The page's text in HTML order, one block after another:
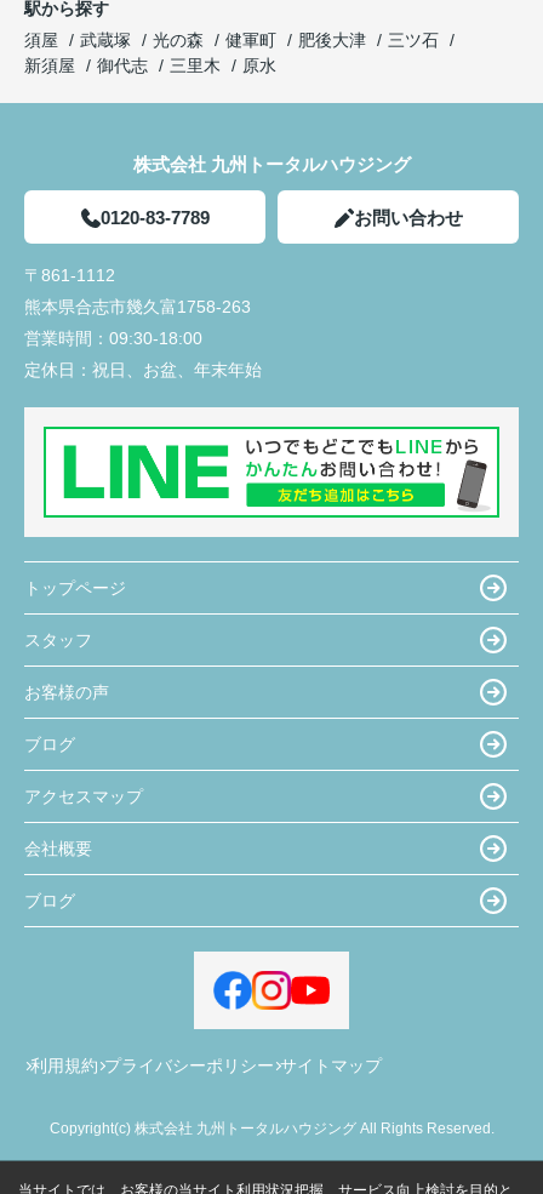
駅から探す
須屋
武蔵塚 光の森 健軍町 肥後大津
三ツ石
新須屋
御代志 三里木 原水
株式会社 九州トータルハウジング
0120-83-7789 お問い合わせ
〒861-1112
熊本県合志市幾久富1758-263
営業時間： 09:30-18:00
定休日： 祝日、お盆、年末年始
トップページ
スタッフ
お客様の声
ブログ
アクセスマップ
会社概要
ブログ
利用規約 プライバシーポリシー サイトマップ
Copyright(c) 株式会社 九州トータルハウジング All Rights Reserved.
当サイトでは、お客様の当サイト利用状況把握、サービス向上検討を目的と